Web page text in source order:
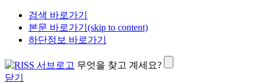
검색 바로가기
본문 바로가기(skip to content)
하단정보 바로가기
무엇을 찾고 계세요?
닫기